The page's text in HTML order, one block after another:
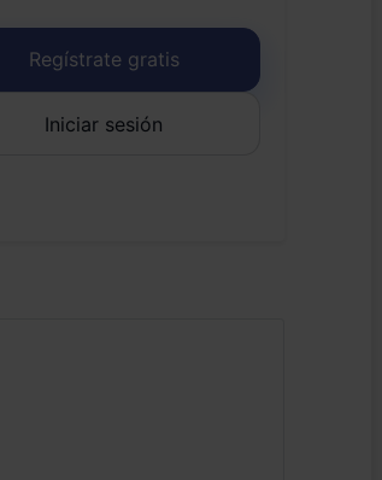
Regístrate gratis
Iniciar sesión